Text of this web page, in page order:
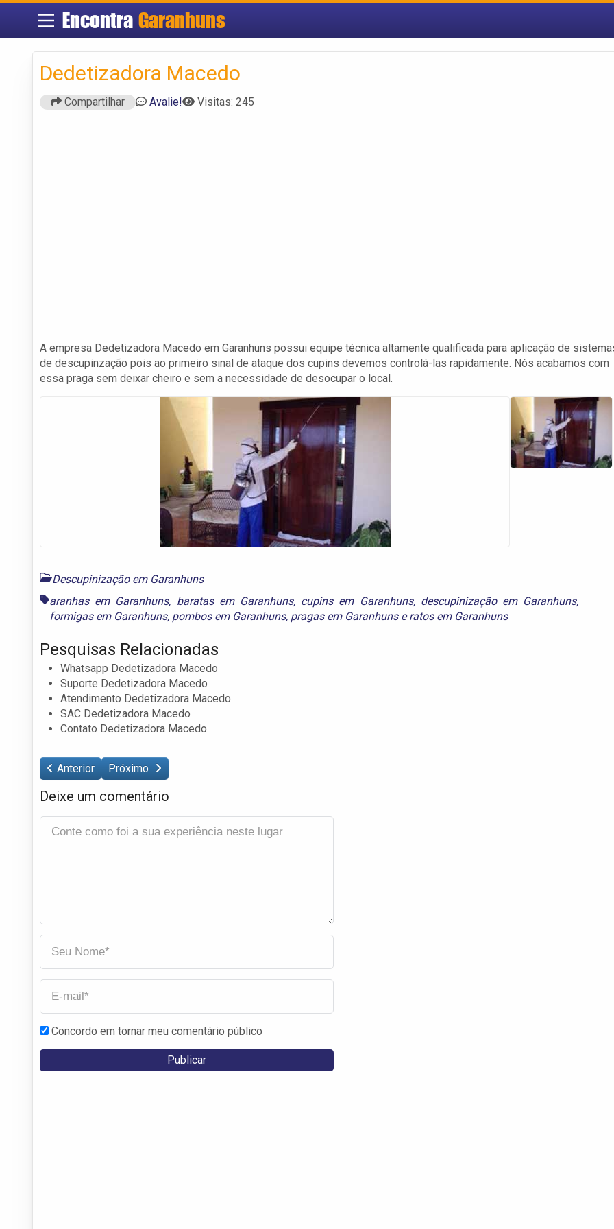
Encontra Garanhuns
Dedetizadora Macedo
Compartilhar Avalie! Visitas: 245
A empresa Dedetizadora Macedo em Garanhuns possui equipe técnica altamente qualificada para aplicação de
de descupinzação pois ao primeiro sinal de ataque dos cupins devemos controlá-las rapidamente. Nós acabamos com
essa praga sem deixar cheiro e sem a necessidade de desocupar o local.
Descupinização em Garanhuns
aranhas em Garanhuns, baratas em Garanhuns, cupins em Garanhuns, descupinização em Garanhuns,
formigas em Garanhuns, pombos em Garanhuns, pragas em Garanhunseratos em Garanhuns
Pesquisas Relacionadas
Whatsapp Dedetizadora Macedo
Suporte Dedetizadora Macedo
Atendimento Dedetizadora Macedo
SAC Dedetizadora Macedo
Contato Dedetizadora Macedo
Anterior Próximo
Deixe um comentário
Concordo em tornar meu comentário público